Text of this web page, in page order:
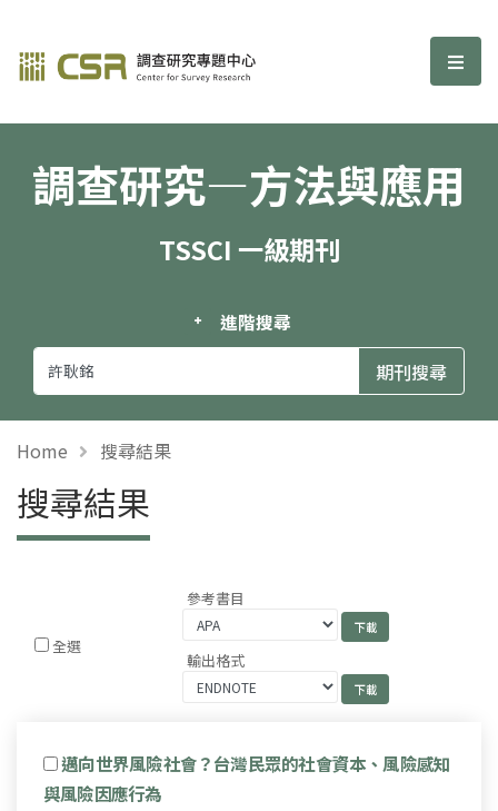
調查研究—方法與應用期刊 選
調查研究—方法與應用
TSSCI 一級期刊
進階搜尋
Home 搜尋結果
搜尋結果
全選
參考書目
輸出格式
邁向世界風險社會？台灣民眾的社會資本、風險感知
與風險因應行為